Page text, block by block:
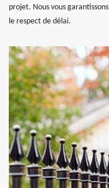
projet. Nous vous
le respect de délai.